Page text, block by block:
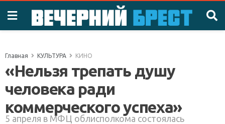
Главная КУЛЬТУРА КИНО
«Нельзя трепать душу
человека ради
коммерческого успеха»
5 апреля в МФЦ облисполкома состоялась